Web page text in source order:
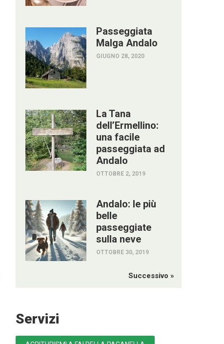
Passeggiata
Malga Andalo
GIUGNO 28, 2020
La Tana
dell’Ermellino:
una facile
passeggiata ad
Andalo
OTTOBRE 2, 2019
Andalo: le più
belle
passeggiate
sulla neve
OTTOBRE 30, 2019
Successivo »
Servizi